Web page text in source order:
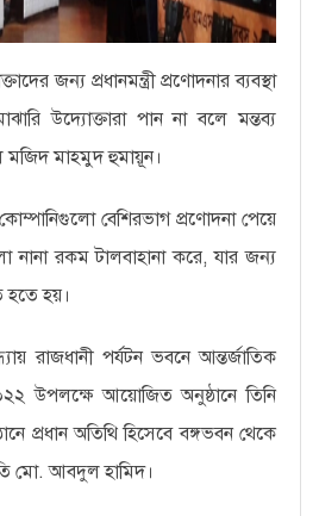
জন্য প্রধানমন্ত্রী প্রণোদনার ব্যবস্থা
উদ্যোক্তারা পান না বলে মন্তব্য
মজিদ মাহমুদ হুমায়ূন।
বেশিরভাগ প্রণোদনা পেয়ে
নানা রকম টালবাহানা করে, যার জন্য
হতে হয়।
রাজধানী পর্যটন ভবনে আন্তর্জাতিক
উপলক্ষে আয়োজিত অনুষ্ঠানে তিনি
প্রধান অতিথি হিসেবে বঙ্গভবন থেকে
মো. আবদুল হামিদ।